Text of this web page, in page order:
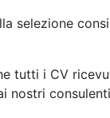
selezione
tutti i CV
nostri